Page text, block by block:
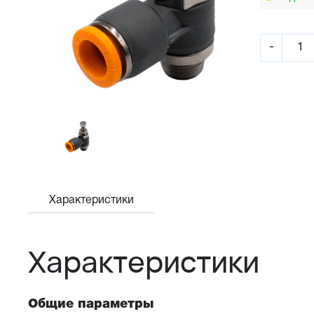
-
Характеристики
Характеристики
Общие параметры